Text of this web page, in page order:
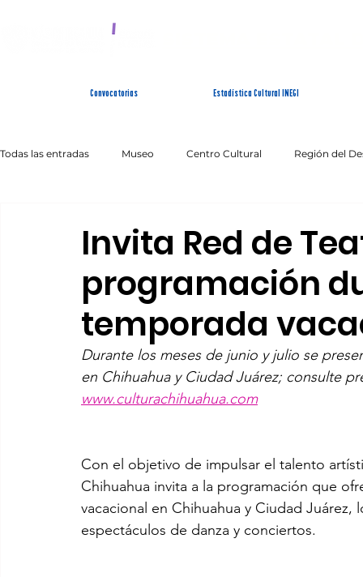
Convocatorias Estadística Cultural INEGI
Todas las entradas Museo Centro Cultural Región del
Invita Red de
programación
temporada
Durante los meses de junio y julio se
en Chihuahua y Ciudad Juárez; consulte
www.culturachihuahua.com
Con el objetivo de impulsar el talento
Chihuahua invita a la programación que
vacacional en Chihuahua y Ciudad
espectáculos de danza y conciertos.